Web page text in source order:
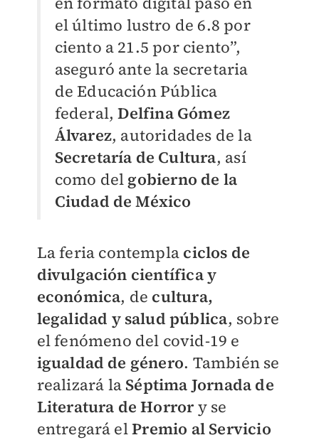
el último lustro de 6.8 por
ciento a 21.5 por ciento”,
aseguró ante la secretaria
de Educación Pública
federal,Delfina Gómez
Álvarez, autoridades de la
Secretaría de Cultura, así
como del gobierno de la
Ciudad de México
La feria contempla ciclos de
divulgación científica y
económica, de cultura,
legalidad y salud pública, sobre
el fenómeno del covid-19 e
igualdad de género. También se
realizará la Séptima Jornada de
Literatura de Horrory se
entregará elPremio al Servicio